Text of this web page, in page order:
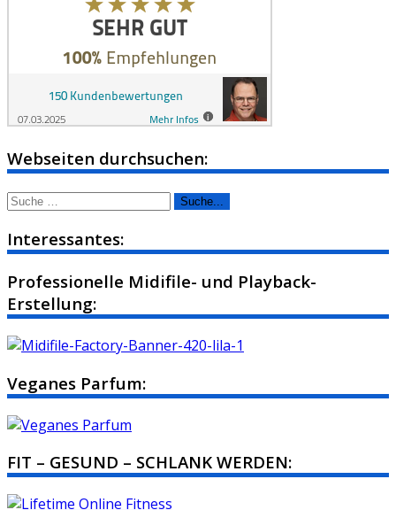
Webseiten durchsuchen:
Suche
Interessantes:
Professionelle Midifile- und Playback-
Erstellung:
Veganes Parfum:
FIT – GESUND – SCHLANK WERDEN: